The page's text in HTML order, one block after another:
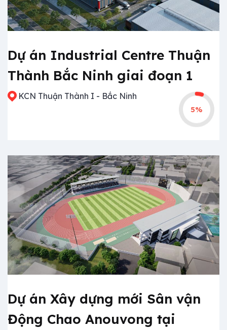
Dự án Industrial Centre Thuận
Thành Bắc Ninh giai đoạn 1
KCN Thuận Thành I - Bắc Ninh
5%
Dự án Xây dựng mới Sân vận
Động Chao Anouvong tại